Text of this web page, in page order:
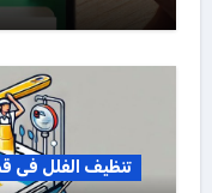
تنظيف الفلل فى